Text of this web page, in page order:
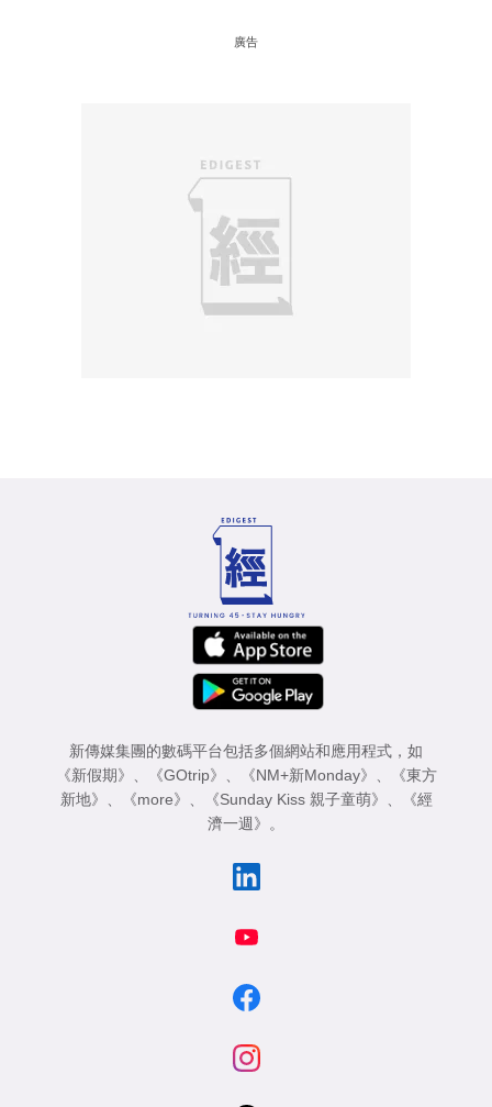
廣告
新傳媒集團的數碼平台包括多個網站和應用程式，如
《新假期》 、 《GOtrip》 、 《NM+新Monday》 、
《東方
新地》 、 《more》 、 《Sunday Kiss 親子童萌》 、
《經
濟一週》 。